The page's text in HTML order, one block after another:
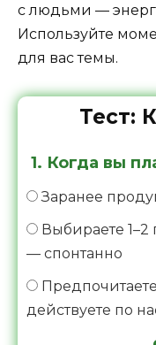
слюдьми —
Используйте
для вастемы.
Тест:
1. Когда вы
Заранее
Выбираете 1–2
— спонтанно
действуете по